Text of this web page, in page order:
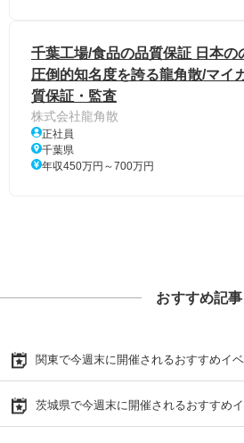
千葉工場/食品の品質保証 日本の
圧倒的知名度を誇る龍角散/マイ
質保証・監査
株式会社龍角散
正社員
千葉県
年収450万円～700万円
おすすめ記事
関東で今週末に開催されるおすすめイ
茨城県で今週末に開催されるおすすめ